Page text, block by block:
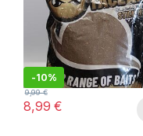
-10%
8,99€
9,99€